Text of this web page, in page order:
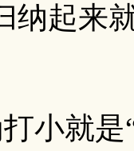
纳起来
小就